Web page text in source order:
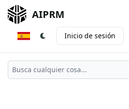
AIPRM
Inicio de sesión